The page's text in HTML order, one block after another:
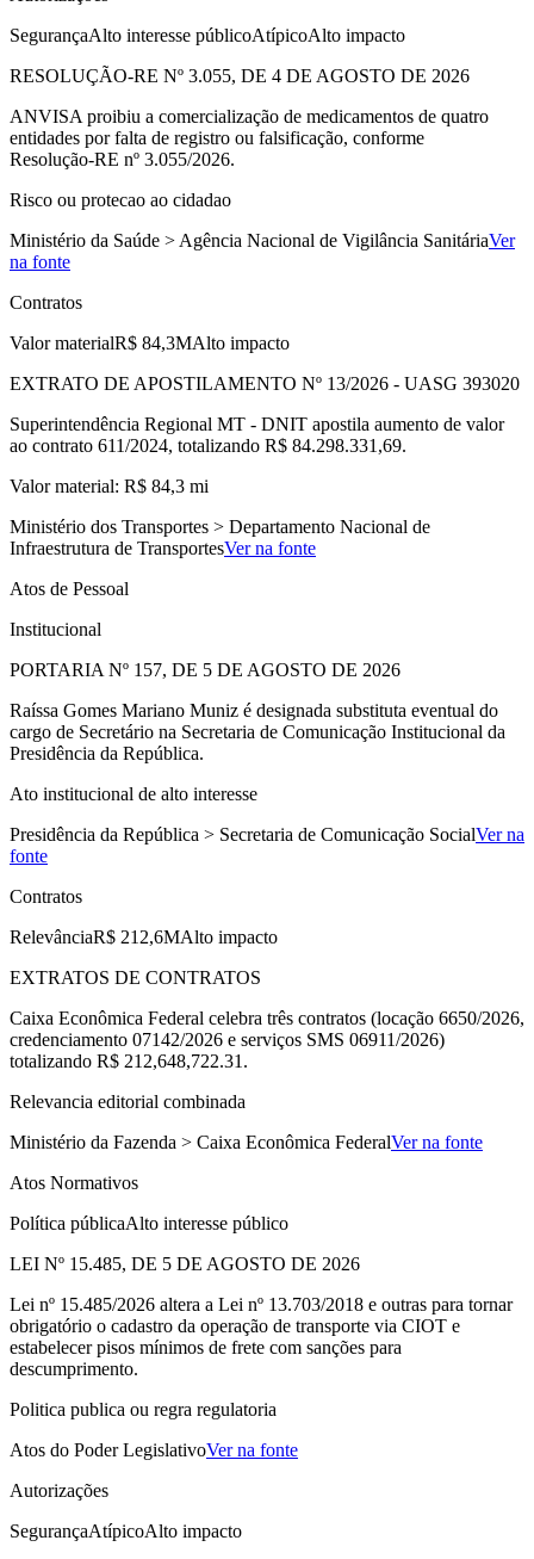
SegurançaAlto interesse públicoAtípicoAlto impacto
RESOLUÇÃO-RE Nº 3.055, DE 4 DE AGOSTO DE 2026
ANVISA proibiu a comercialização de medicamentos de quatro
entidades por falta de registro ou falsificação, conforme
Resolução‑RE nº 3.055/2026.
Risco ou protecao ao cidadao
Ministério da Saúde > Agência Nacional de Vigilância SanitáriaVer
na fonte
Contratos
Valor materialR$ 84,3MAlto impacto
EXTRATO DE APOSTILAMENTO Nº 13/2026 - UASG 393020
Superintendência Regional MT - DNIT apostila aumento de valor
ao contrato 611/2024, totalizando R$ 84.298.331,69.
Valor material: R$ 84,3 mi
Ministério dos Transportes > Departamento Nacional de
Infraestrutura de TransportesVer na fonte
Atos de Pessoal
Institucional
PORTARIA Nº 157, DE 5 DE AGOSTO DE 2026
Raíssa Gomes Mariano Muniz é designada substituta eventual do
cargo de Secretário na Secretaria de Comunicação Institucional da
Presidência da República.
Ato institucional de alto interesse
Presidência da República > Secretaria de Comunicação SocialVer na
fonte
Contratos
RelevânciaR$ 212,6MAlto impacto
EXTRATOS DE CONTRATOS
Caixa Econômica Federal celebra três contratos (locação 6650/2026,
credenciamento 07142/2026 e serviços SMS 06911/2026)
totalizando R$ 212,648,722.31.
Relevancia editorial combinada
Ministério da Fazenda > Caixa Econômica FederalVer na fonte
Atos Normativos
Política públicaAlto interesse público
LEI Nº 15.485, DE 5 DE AGOSTO DE 2026
Lei nº 15.485/2026 altera a Lei nº 13.703/2018 e outras para tornar
obrigatório o cadastro da operação de transporte via CIOT e
estabelecer pisos mínimos de frete com sanções para
descumprimento.
Politica publica ou regra regulatoria
Atos do Poder LegislativoVer na fonte
Autorizações
SegurançaAtípicoAlto impacto